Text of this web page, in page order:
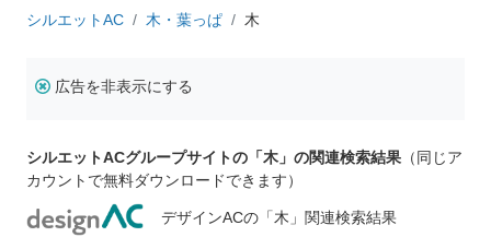
シルエットAC 木・葉っぱ 木
広告を非表示にする
シルエットACグループサイトの「木」の関連検索結果 （同じア
カウントで無料ダウンロードできます）
デザインACの「木」関連検索結果